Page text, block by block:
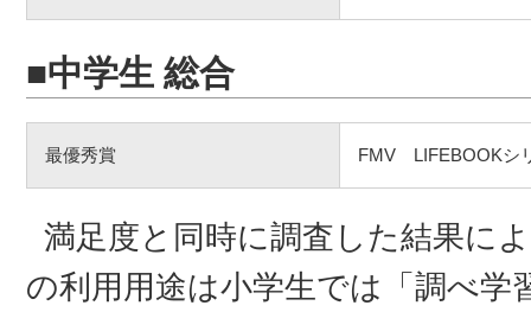
■中学生 総合
最優秀賞 FMV LIFEBOOKシ
満足度と同時に調査した結果に
の利用用途は小学生では「調べ学